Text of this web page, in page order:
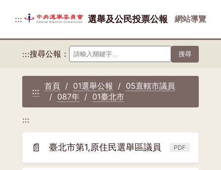
::: 選舉及公民投票公報 網站導覽
:::搜尋公報： 搜尋
:::
首頁 01選舉公報
05直轄市議員
087年
01臺北市
:::
📄 臺北市第1,原住民選舉區議員 PDF
(另
開